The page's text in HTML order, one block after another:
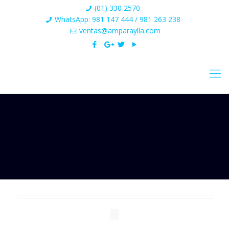
(01) 330 2570
WhatsApp: 981 147 444 / 981 263 238
ventas@amparaylla.com